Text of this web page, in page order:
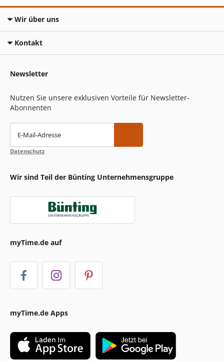
Wir über uns
Kontakt
Newsletter
Nutzen Sie unsere exklusiven Vorteile für Newsletter-
Abonnenten
E-Mail-Adresse
Datenschutz
Wir sind Teil der Bünting Unternehmensgruppe
myTime.de auf
myTime.de Apps